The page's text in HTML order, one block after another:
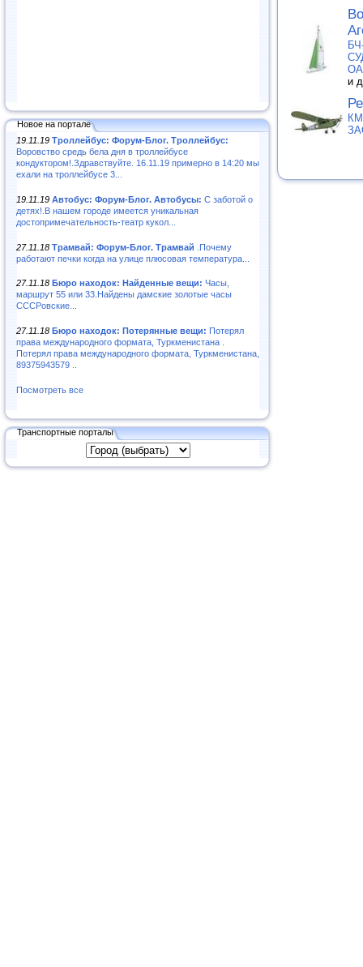
Новое на портале
19.11.19 Троллейбус: Форум-Блог. Троллейбус:
Воровство средь бела дня в троллейбусе
кондуктором!.Здравствуйте. 16.11.19 примерно в 14:20 мы
ехали на троллейбусе 3...
19.11.19 Автобус: Форум-Блог. Автобусы: С заботой о
детях!.В нашем городе имеется уникальная
достопримечательность-театр кукол...
27.11.18 Трамвай: Форум-Блог. Трамвай .Почему
работают печки когда на улице плюсовая температура...
27.11.18 Бюро находок: Найденные вещи: Часы,
маршрут 55 или 33.Найдены дамские золотые часы
СССРовские...
27.11.18 Бюро находок: Потерянные вещи: Потерял
права международного формата, Туркменистана .
Потерял права международного формата, Туркменистана,
89375943579 ..
Посмотреть все
Транспортные порталы
и